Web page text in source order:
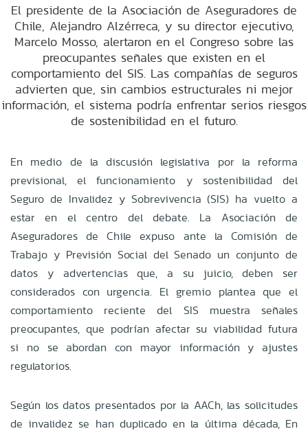
El presidente de la Asociación de Aseguradores de
Chile, Alejandro Alzérreca, y su director ejecutivo,
Marcelo Mosso, alertaron en el Congreso sobre las
preocupantes señales que existen en el
comportamiento del SIS. Las compañías de seguros
advierten que, sin cambios estructurales ni mejor
información, el sistema podría enfrentar serios riesgos
de sostenibilidad en el futuro.
En medio de la discusión legislativa por la reforma
previsional, el funcionamiento y sostenibilidad del
Seguro de Invalidez y Sobrevivencia (SIS) ha vuelto a
estar en el centro del debate. La Asociación de
Aseguradores de Chile expuso ante la Comisión de
Trabajo y Previsión Social del Senado un conjunto de
datos y advertencias que, a su juicio, deben ser
considerados con urgencia. El gremio plantea que el
comportamiento reciente del SIS muestra señales
preocupantes, que podrían afectar su viabilidad futura
si no se abordan con mayor información y ajustes
regulatorios.
Según los datos presentados por la AACh, las solicitudes
de invalidez se han duplicado en la última década, En